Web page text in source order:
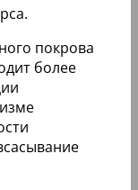
покрова
более